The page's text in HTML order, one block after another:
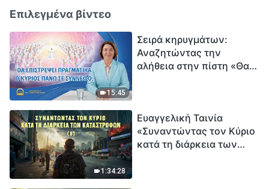
Επιλεγμένα βίντεο
15:45
Σειρά κηρυγμάτων:
Αναζητώντας την
αλήθεια στην πίστη «Θα
1:34:28
Ευαγγελική Ταινία
«Συναντώντας τον Κύριο
κατά τη διάρκεια των